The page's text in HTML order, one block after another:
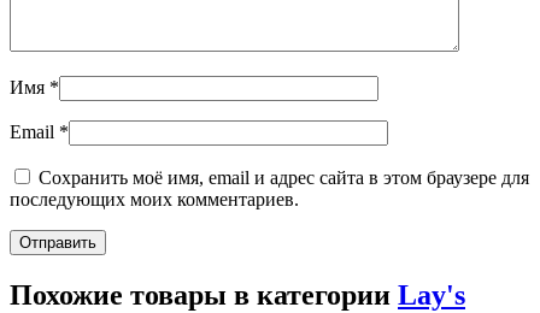
Имя *
Email *
Сохранить моё имя, email и адрес сайта в этом браузере для
последующих моих комментариев.
Похожие товары в категории Lay's